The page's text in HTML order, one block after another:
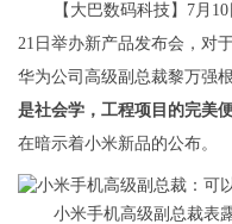
【大巴数码科技】7月
21日举办新产品发布会，对
华为公司高级副总裁黎万强
是社会学，工程项目的完美
在暗示着小米新品的公布。
小米手机高级副总裁表